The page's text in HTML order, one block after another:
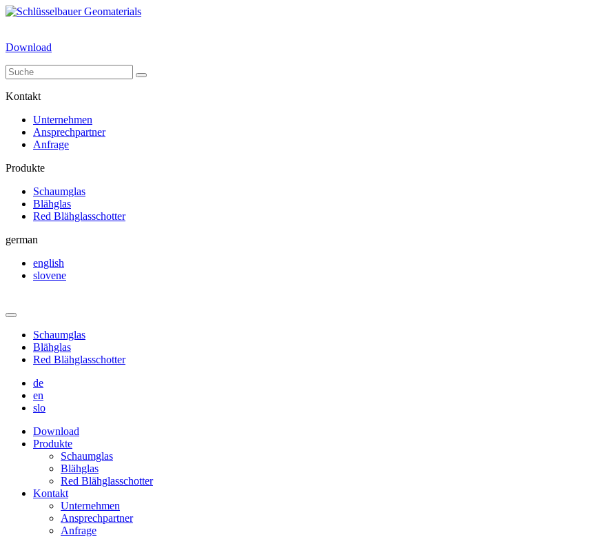
Download
Kontakt
Unternehmen
Ansprechpartner
Anfrage
Produkte
Schaumglas
Blähglas
Red Blähglasschotter
german
english
slovene
Schaumglas
Blähglas
Red Blähglasschotter
de
en
slo
Download
Produkte
Schaumglas
Blähglas
Red Blähglasschotter
Kontakt
Unternehmen
Ansprechpartner
Anfrage